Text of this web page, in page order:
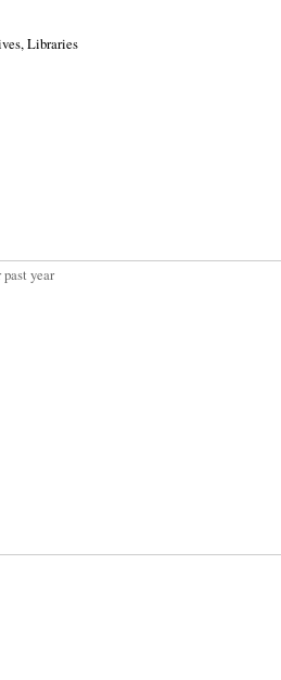
Libraries
past year